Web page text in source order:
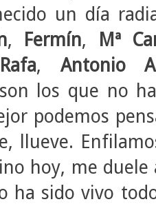
un día
, Fermín, Mª
Rafa, Antonio
los que no
podemos
llueve.
hoy, me
ha sido vivo